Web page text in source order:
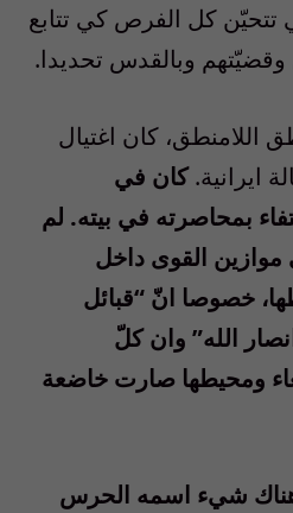
تتحيّن كل الفرص كي تتابع
وقضيّتهم وبالقدس تحديدا.
اللامنطق، كان اغتيال
ايرانية.كان في
بمحاصرته في بيته. لم
موازين القوى داخل
خصوصا انّ “قبائل
الله” وان كلّ
ومحيطها صارت خاضعة
شيء اسمه الحرس